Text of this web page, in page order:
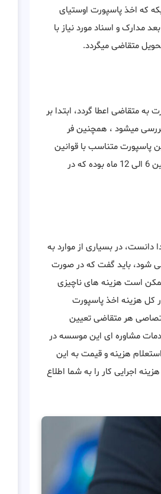
که اخذ پاسپورت اوستیای
مدارک و اسناد مورد نیاز با
متقاضی میگردد.
متقاضی اعطا گردد، ابتدا بر
میشود ، همچنین فر
پاسپورت متناسب با قوانین
جاری کشور 1 یا 5 ساله است ، مدت زمان دریافت پاسپورت این کشور توسط موسسه ثبتا بین 6 الی 12 ماه بوده که در
دانست، در بسیاری از موارد به
می شود، باید گفت که در صورت
است هزینه های ناچیزی
کل هزینه اخذ پاسپورت
هر متقاضی تعیین
مشاوره ای این موسسه در
هزینه و قیمت به این
را بررسی نموده و هزینه اجرایی کار را به شما اطلاع